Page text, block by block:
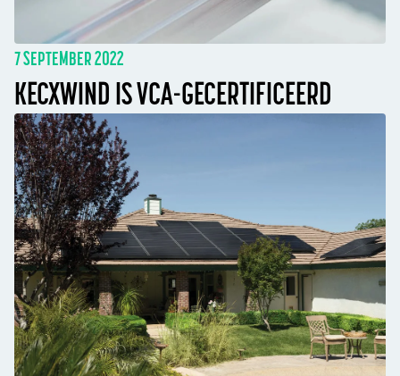
7 SEPTEMBER 2022
KECXWIND IS VCA-GECERTIFICEERD